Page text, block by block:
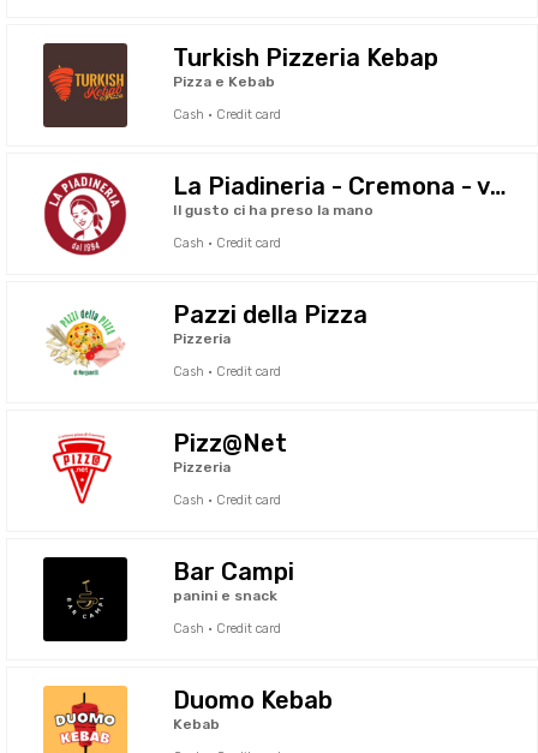
Turkish Pizzeria Kebap
Pizza e Kebab
Cash · Credit card
La Piadineria - Cremona - via Ghinaglia
Il gusto ci ha preso la mano
Cash · Credit card
Pazzi della Pizza
Pizzeria
Cash · Credit card
Pizz@Net
Pizzeria
Cash · Credit card
Bar Campi
panini e snack
Cash · Credit card
Duomo Kebab
Kebab